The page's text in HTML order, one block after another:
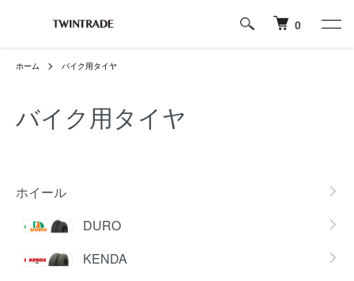
0
ホーム バイク用タイヤ
バイク用タイヤ
ホイール
DURO
KENDA